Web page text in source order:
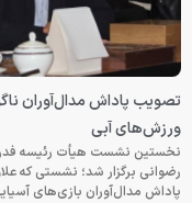
تصویب پاداش مدال‌آوران
ورزش‌های آبی
نخستین نشست هیأت رئیسه
رضوانی برگزار شد؛ نشستی که
پاداش مدال‌آوران بازی‌های